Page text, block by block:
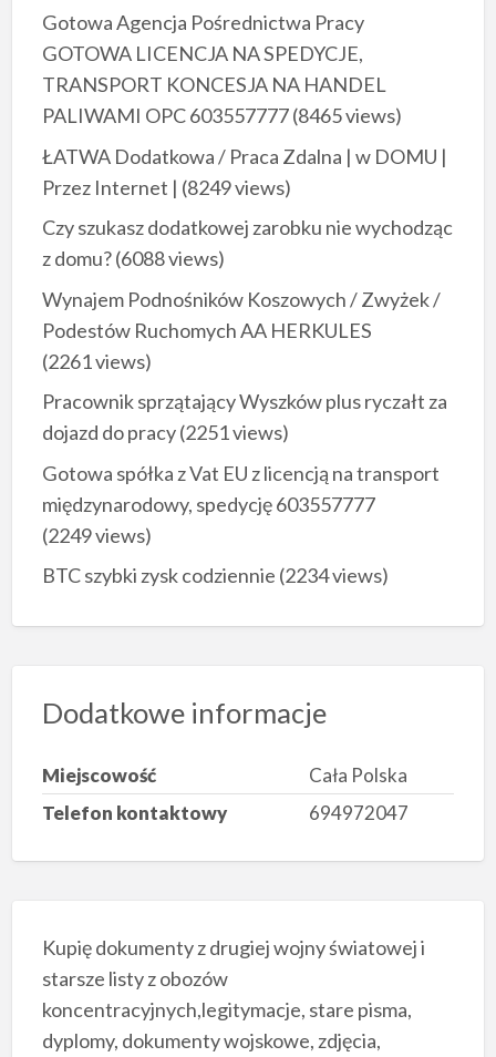
Gotowa Agencja Pośrednictwa Pracy
GOTOWA LICENCJA NA SPEDYCJE,
TRANSPORT KONCESJA NA HANDEL
PALIWAMI OPC 603557777(8465 views)
ŁATWA Dodatkowa / Praca Zdalna | w DOMU |
Przez Internet | (8249 views)
Czy szukasz dodatkowej zarobku nie wychodząc
z domu?(6088 views)
Wynajem Podnośników Koszowych / Zwyżek /
Podestów Ruchomych AA HERKULES
(2261 views)
Pracownik sprzątający Wyszków plus ryczałt za
dojazd do pracy(2251 views)
Gotowa spółka z Vat EU z licencją na transport
międzynarodowy, spedycję 603557777
(2249 views)
BTC szybki zysk codziennie (2234 views)
Dodatkowe informacje
Miejscowość
Cała Polska
Telefon kontaktowy
694972047
Kupię dokumenty z drugiej wojny światowej i
starsze listy z obozów
koncentracyjnych,legitymacje, stare pisma,
dyplomy, dokumenty wojskowe, zdjęcia,